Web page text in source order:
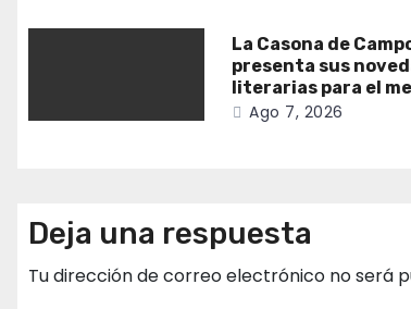
La Casona de
presenta sus
literarias para el
Ago 7, 2026
Deja una respuesta
Tu dirección de correo electrónico no será